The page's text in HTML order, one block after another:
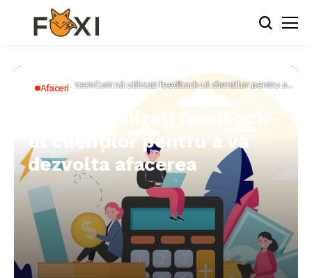
Home Afaceri Cum să utilizați feedback-ul clienților pentru a
vă dezvolta afacerea
Afaceri
Cum să utilizați feedback-
ul clienților pentru a vă
dezvolta afacerea